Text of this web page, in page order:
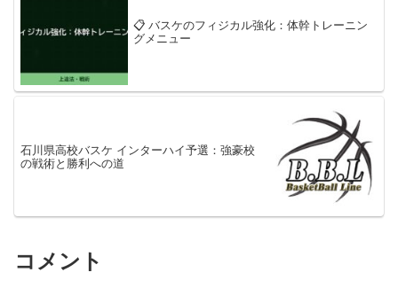
📋 バスケのフィジカル強化：体幹トレーニン
グメニュー
石川県高校バスケ インターハイ予選：強豪校
の戦術と勝利への道
コメント